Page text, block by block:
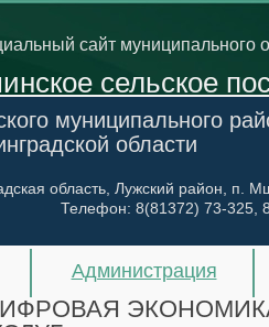
сайт муниципального
сельское
муниципального
области
область, Лужский район, п.
Телефон: 8(81372) 73-325,
Администрация